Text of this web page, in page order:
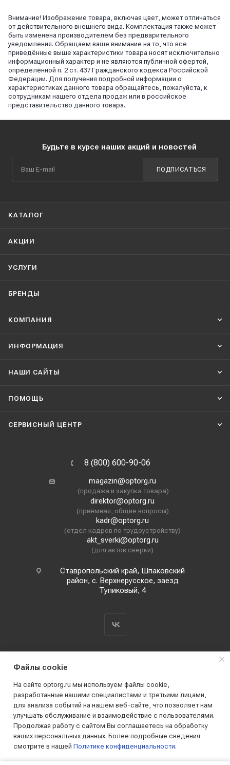
Внимание! Изображение товара, включая цвет, может отличаться
от действительного внешнего вида. Комплектация также может
быть изменена производителем без предварительного
уведомления. Обращаем ваше внимание на то, что все
приведённые выше характеристики товара носят исключительно
информационный характер и не являются публичной офертой,
определённой п. 2 ст. 437 Гражданского кодекса Российской
Федерации. Для получения подробной информации о
характеристиках данного товара обращайтесь, пожалуйста, к
сотрудникам нашего отдела продаж или в российское
представительство данного товара.
Будьте в курсе наших акций и новостей
ПОДПИСАТЬСЯ
КАТАЛОГ
АКЦИИ
УСЛУГИ
БРЕНДЫ
КОМПАНИЯ
ИНФОРМАЦИЯ
НАШИ CАЙТЫ
ПОМОЩЬ
СЕРВИСНЫЙ ЦЕНТР
8 (800) 600-90-06
magazin@optorg.ru
(продажа и закупка товара)
direktor@optorg.ru
(приёмная, общие вопросы)
kadr@optorg.ru
(отдел кадров по трудоустройству)
akt_sverki@optorg.ru
(для актов сверки)
Ставропольский край, Шпаковский
район, с. Верхнерусское, заезд
Тупиковый, 4
2019 - 2026 © АО КПК "Ставропольстройопторг"
Все права защищены
Файлы cookie
На сайте optorg.ru мы используем файлы cookie,
разработанные нашими специалистами и третьими лицами,
для анализа событий на нашем веб-сайте, что позволяет нам
улучшать обслуживание и взаимодействие с пользователями.
Продолжая работу с сайтом Вы соглашаетесь на обработку
ваших персональных данных. Более подробные сведения
смотрите в нашей Политике конфиденциальности.